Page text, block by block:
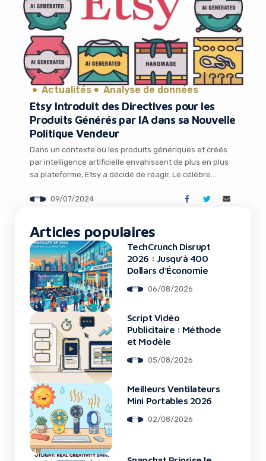
Actualités Analyse de données
Etsy Introduit des Directives pour les
Produits Générés par IA dans sa Nouvelle
Politique Vendeur
Dans un contexte où les produits génériques et créés
par intelligence artificielle envahissent de plus en plus
sa plateforme, Etsy a décidé de réagir. Le célèbre
uniques vient de réviser en profondeur sa politique
09/07/2024
Articles populaires
TechCrunch Disrupt
2026 : Jusqu’à 400
Dollars d’Économie
06/08/2026
Script Vidéo
Publicitaire : Méthode
et Modèle
05/08/2026
Meilleurs Ventilateurs
Mini Portables 2026
02/08/2026
It looks like you're
using an ad-blocker!
Yes, I will turn off Ad-Blocker
No Thanks